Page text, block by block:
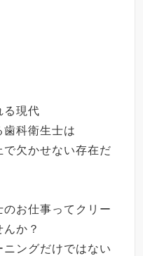
る現代
歯科衛生士は
欠かせない存在だ
お仕事ってクリー
か？
ングだけではない